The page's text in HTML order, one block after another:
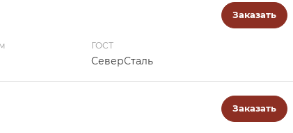
Заказать
ГОСТ
СеверСталь
Заказать